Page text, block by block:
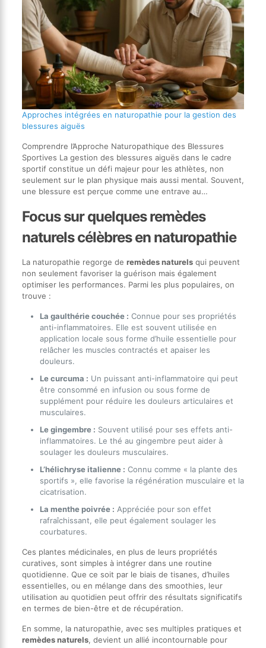
Approches intégrées en naturopathie pour la gestion des
blessures aiguës
Comprendre l’Approche Naturopathique des Blessures
Sportives La gestion des blessures aiguës dans le cadre
sportif constitue un défi majeur pour les athlètes, non
seulement sur le plan physique mais aussi mental. Souvent,
une blessure est perçue comme une entrave au…
Focus sur quelques remèdes
naturels célèbres en naturopathie
La naturopathie regorge de remèdes naturelsqui peuvent
non seulement favoriser la guérison mais également
optimiser les performances. Parmi les plus populaires, on
trouve :
La gaulthérie couchée : Connue pour ses propriétés
anti-inflammatoires. Elle est souvent utilisée en
application locale sous forme d’huile essentielle pour
relâcher les muscles contractés et apaiser les
douleurs.
Le curcuma : Un puissant anti-inflammatoire qui peut
être consommé en infusion ou sous forme de
supplément pour réduire les douleurs articulaires et
musculaires.
Le gingembre : Souvent utilisé pour ses effets anti-
inflammatoires. Le thé au gingembre peut aider à
soulager les douleurs musculaires.
L’hélichryse italienne : Connu comme « la plante des
sportifs », elle favorise la régénération musculaire et la
cicatrisation.
La menthe poivrée : Appréciée pour son effet
rafraîchissant, elle peut également soulager les
courbatures.
Ces plantes médicinales, en plus de leurs propriétés
curatives, sont simples à intégrer dans une routine
quotidienne. Que ce soit par le biais de tisanes, d’huiles
essentielles, ou en mélange dans des smoothies, leur
utilisation au quotidien peut offrir des résultats significatifs
en termes de bien-être et de récupération.
En somme, la naturopathie, avec ses multiples pratiques et
remèdes naturels, devient un allié incontournable pour